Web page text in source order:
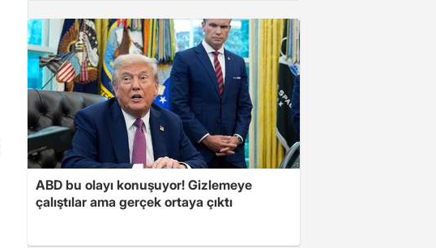
ABD bu olayı konuşuyor! Gizlemeye
çalıştılar ama gerçek ortaya çıktı